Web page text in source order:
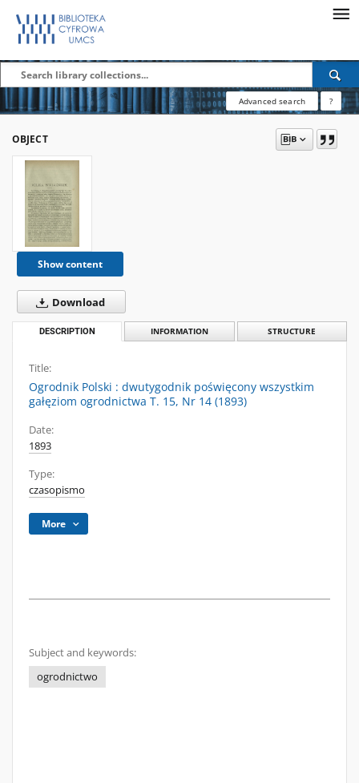
Advanced search ?
OBJECT
Show content
Download
DESCRIPTION INFORMATION STRUCTURE
Title:
Ogrodnik Polski : dwutygodnik poświęcony wszystkim
gałęziom ogrodnictwa T. 15, Nr 14 (1893)
Date:
1893
Type:
czasopismo
More
Subject and keywords:
ogrodnictwo